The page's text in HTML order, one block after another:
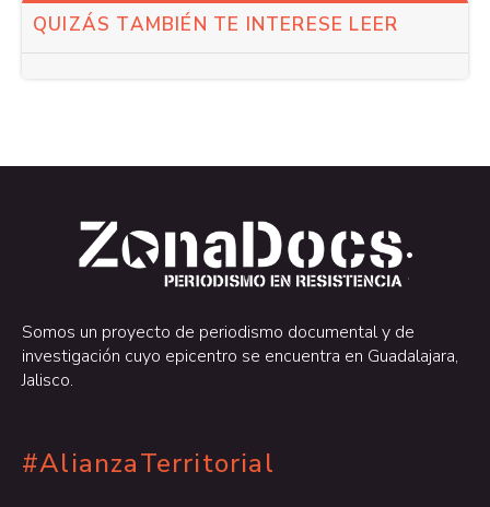
QUIZÁS TAMBIÉN TE INTERESE LEER
.
.
Somos un proyecto de periodismo documental y de
investigación cuyo epicentro se encuentra en Guadalajara,
Jalisco.
#AlianzaTerritorial